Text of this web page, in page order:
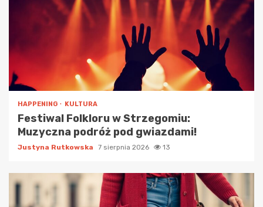
HAPPENING KULTURA
Festiwal Folkloru w Strzegomiu:
Muzyczna podróż pod gwiazdami!
Justyna Rutkowska 7 sierpnia 2026 13